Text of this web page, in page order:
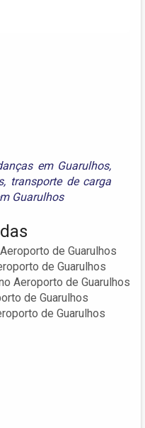
em Guarulhos,
, transporte de carga
Guarulhos
de Guarulhos
de Guarulhos
Aeroporto de Guarulhos
de Guarulhos
de Guarulhos